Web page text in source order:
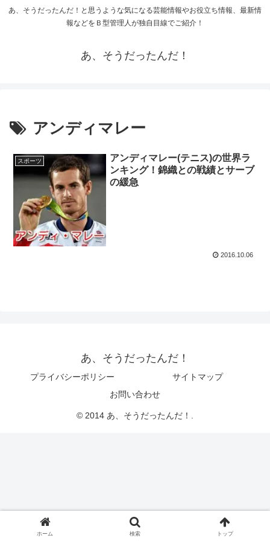
あ、そうだったんだ！と思うような気になる芸能情報やお役立ち情報、最新情
報などをＢ型管理人が独自目線でご紹介！
あ、そうだったんだ！
アンディマレー
スポーツ
アンディマレー(テニス)の世界ラ
ンキング！錦織との戦績とサーブ
の緩急
2016.10.06
あ、そうだったんだ！
プライバシーポリシー
サイトマップ
お問い合わせ
© 2014 あ、そうだったんだ！.
ホーム 検索 トップ